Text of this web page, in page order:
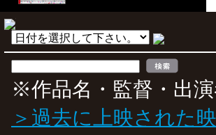
※作品名・監督・出
＞過去に上映された